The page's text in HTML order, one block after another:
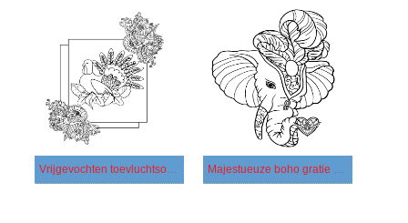
Vrijgevochten toevluchtsoordvogel Majestueuze boho gratie olifant